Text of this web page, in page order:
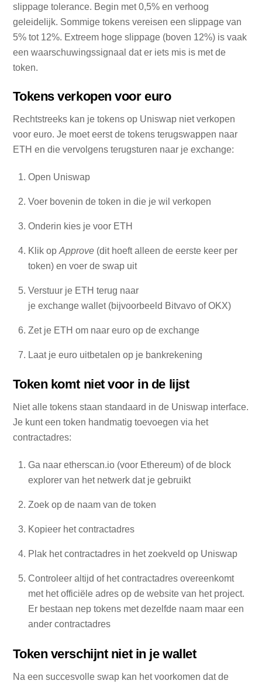
slippage tolerance. Begin met 0,5% en verhoog
geleidelijk. Sommige tokens vereisen een slippage van
5% tot 12%. Extreem hoge slippage (boven 12%) is vaak
een waarschuwingssignaal dat er iets mis is met de
token.
Tokens verkopen voor euro
Rechtstreeks kan je tokens op Uniswap niet verkopen
voor euro. Je moet eerst de tokens terugswappen naar
ETH en die vervolgens terugsturen naar je exchange:
Open Uniswap
Voer bovenin de token in die je wil verkopen
Onderin kies je voor ETH
Klik op Approve (dit hoeft alleen de eerste keer per
token) en voer de swap uit
Verstuur je ETH terug naar
je exchange wallet (bijvoorbeeld Bitvavo of OKX)
Zet je ETH om naar euro op de exchange
Laat je euro uitbetalen op je bankrekening
Token komt niet voor in de lijst
Niet alle tokens staan standaard in de Uniswap interface.
Je kunt een token handmatig toevoegen via het
contractadres:
Ga naar etherscan.io (voor Ethereum) of de block
explorer van het netwerk dat je gebruikt
Zoek op de naam van de token
Kopieer het contractadres
Plak het contractadres in het zoekveld op Uniswap
Controleer altijd of het contractadres overeenkomt
met het officiële adres op de website van het project.
Er bestaan nep tokens met dezelfde naam maar een
ander contractadres
Token verschijnt niet in je wallet
Na een succesvolle swap kan het voorkomen dat de